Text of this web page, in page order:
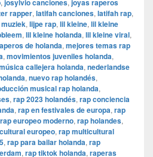
, josylvio canciones, joyas raperos
rapper, latifah canciones, latifah rap,
, lijpe rap, lil kleine, lil kleine
, lil kleine holanda, lil kleine viral,
de holanda, mejores temas rap
, movimientos juveniles holanda,
callejera holanda, nederlandse
, nuevo rap holandés,
musical rap holanda,
, rap 2023 holandés, rap conciencia
, rap en festivales de europa, rap
rap europeo moderno, rap holandes,
europeo, rap multicultural
, rap para bailar holanda, rap
, rap tiktok holanda, raperas